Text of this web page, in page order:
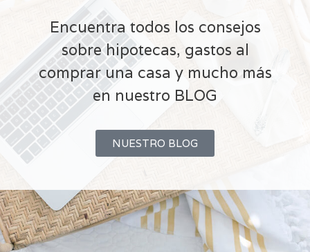
Encuentra todos los consejos
sobre hipotecas, gastos al
comprar una casa y mucho más
en nuestro BLOG
NUESTRO BLOG